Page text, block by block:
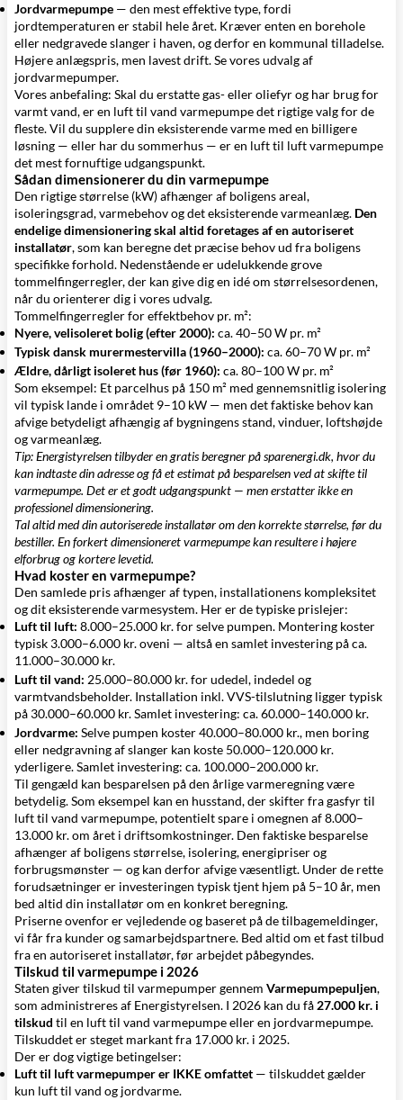
Jordvarmepumpe — den mest effektive type, fordi
jordtemperaturen er stabil hele året. Kræver enten en borehole
eller nedgravede slanger i haven, og derfor en kommunal tilladelse.
Højere anlægspris, men lavest drift.Se vores udvalg af
jordvarmepumper.
Vores anbefaling: Skal du erstatte gas- eller oliefyr og har brug for
varmt vand, er en luft til vand varmepumpedet rigtige valg for de
fleste. Vil du supplere din eksisterende varme med en billigere
løsning — eller har du sommerhus — er en luft til luft varmepumpe
det mest fornuftige udgangspunkt.
Sådan dimensionerer du din varmepumpe
Den rigtige størrelse (kW) afhænger af boligens areal,
isoleringsgrad, varmebehov og det eksisterende varmeanlæg. Den
endelige dimensionering skal altid foretages af en autoriseret
installatør, som kan beregne det præcise behov ud fra boligens
specifikke forhold. Nedenstående er udelukkende grove
tommelfingerregler, der kan give dig en idé om størrelsesordenen,
når du orienterer dig i vores udvalg.
Tommelfingerregler for effektbehov pr. m²:
Nyere, velisoleret bolig (efter 2000): ca. 40–50 W pr. m²
Typisk dansk murermestervilla (1960–2000): ca. 60–70 W pr. m²
Ældre, dårligt isoleret hus (før 1960): ca. 80–100 W pr. m²
Som eksempel: Et parcelhus på 150 m² med gennemsnitlig isolering
vil typisk lande i området 9–10 kW — men det faktiske behov kan
afvige betydeligt afhængig af bygningens stand, vinduer, loftshøjde
og varmeanlæg.
Tip: Energistyrelsen tilbyder en gratis beregner på sparenergi.dk, hvor du
kan indtaste din adresse og få et estimat på besparelsen ved at skifte til
varmepumpe. Det er et godt udgangspunkt — men erstatter ikke en
professionel dimensionering.
Tal altid med din autoriserede installatør om den korrekte størrelse, før du
bestiller. En forkert dimensioneret varmepumpe kan resultere i højere
elforbrug og kortere levetid.
Hvad koster en varmepumpe?
Den samlede pris afhænger af typen, installationens kompleksitet
og dit eksisterende varmesystem. Her er de typiske prislejer:
Luft til luft: 8.000–25.000 kr. for selve pumpen. Montering koster
typisk 3.000–6.000 kr. oveni — altså en samlet investering på ca.
11.000–30.000 kr.
Luft til vand: 25.000–80.000 kr. for udedel, indedel og
varmtvandsbeholder. Installation inkl. VVS-tilslutning ligger typisk
på 30.000–60.000 kr. Samlet investering: ca. 60.000–140.000 kr.
Jordvarme: Selve pumpen koster 40.000–80.000 kr., men boring
eller nedgravning af slanger kan koste 50.000–120.000 kr.
yderligere. Samlet investering: ca. 100.000–200.000 kr.
Til gengæld kan besparelsen på den årlige varmeregning være
betydelig. Som eksempel kan en husstand, der skifter fra gasfyr til
luft til vand varmepumpe, potentielt spare i omegnen af 8.000–
13.000 kr. om året i driftsomkostninger. Den faktiske besparelse
afhænger af boligens størrelse, isolering, energipriser og
forbrugsmønster — og kan derfor afvige væsentligt. Under de rette
forudsætninger er investeringen typisk tjent hjem på 5–10 år, men
bed altid din installatør om en konkret beregning.
Priserne ovenfor er vejledende og baseret på de tilbagemeldinger,
vi får fra kunder og samarbejdspartnere. Bed altid om et fast tilbud
fra en autoriseret installatør, før arbejdet påbegyndes.
Tilskud til varmepumpe i 2026
Staten giver tilskud til varmepumper gennem Varmepumpepuljen,
som administreres af Energistyrelsen. I 2026 kan du få 27.000 kr. i
tilskud til en luft til vand varmepumpe eller en jordvarmepumpe.
Tilskuddet er steget markant fra 17.000 kr. i 2025.
Der er dog vigtige betingelser:
Luft til luft varmepumper er IKKE omfattet — tilskuddet gælder
kun luft til vand og jordvarme.